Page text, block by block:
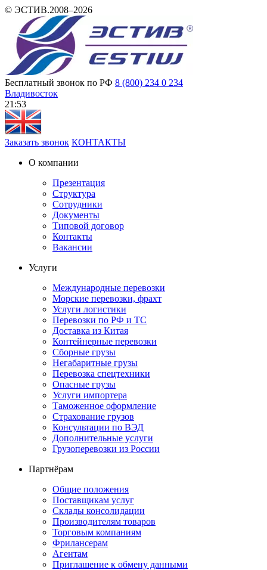
© ЭСТИВ.2008–2026
Бесплатный звонок по РФ 8 (800) 234 0 234
Владивосток
21 53
Заказать звонок КОНТАКТЫ
О компании
Презентация
Структура
Сотрудники
Документы
Типовой договор
Контакты
Вакансии
Услуги
Международные перевозки
Морские перевозки, фрахт
Услуги логистики
Перевозки по РФ и ТС
Доставка из Китая
Контейнерные перевозки
Сборные грузы
Негабаритные грузы
Перевозка спецтехники
Опасные грузы
Услуги импортера
Таможенное оформление
Страхование грузов
Консультации по ВЭД
Дополнительные услуги
Грузоперевозки из России
Партнёрам
Общие положения
Поставщикам услуг
Склады консолидации
Производителям товаров
Торговым компаниям
Фрилансерам
Агентам
Приглашение к обмену данными